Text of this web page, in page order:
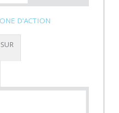
D'ACTION